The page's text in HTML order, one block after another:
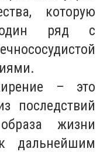
которую
ряд с
– это
последствий
жизни
дальнейшим